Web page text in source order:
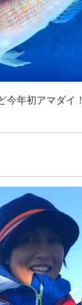
今年初アマダイ！